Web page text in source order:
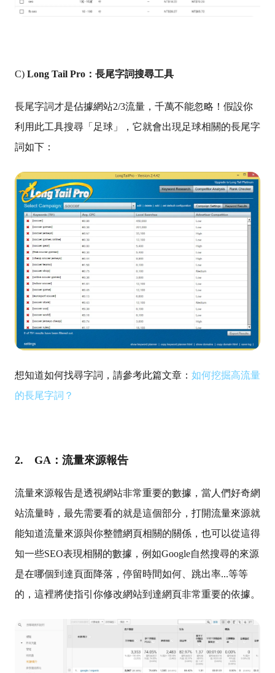
C) Long Tail Pro ：長尾字詞搜尋工具
長尾字詞才是佔據網站2/3流量，千萬不能忽略！假設你
利用此工具搜尋「足球」，它就會出現足球相關的長尾字
詞如下：
想知道如何找尋字詞，請參考此篇文章： 如何挖掘高流量
的長尾字詞 ？
2. GA：流量來源報告
流量來源報告是透視網站非常重要的數據，當人們好奇網
站流量時，最先需要看的就是這個部分，打開流量來源就
能知道流量來源與你整體網頁相關的關係，也可以從這得
知一些SEO表現相關的數據，例如Google自然搜尋的來源
是在哪個到達頁面降落，停留時間如何、跳出率...等等
的，這裡將使指引你修改網站到達網頁非常重要的依據。